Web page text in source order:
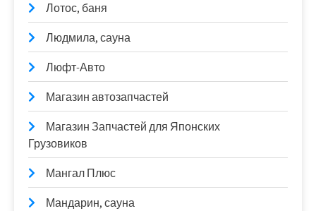
Лотос, баня
Людмила, сауна
Люфт-Авто
Магазин автозапчастей
Магазин Запчастей для Японских
Грузовиков
Мангал Плюс
Мандарин, сауна